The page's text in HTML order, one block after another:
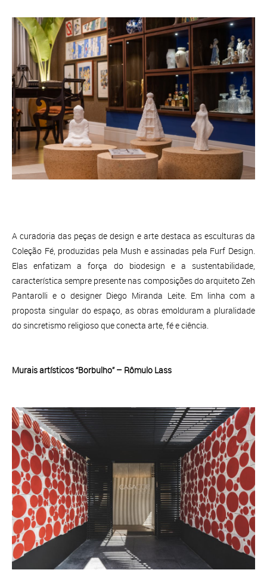
A curadoria das peças de design e arte destaca as esculturas da
Coleção Fé, produzidas pela Mush e assinadas pela Furf Design.
Elas enfatizam a força do biodesign e a sustentabilidade,
característica sempre presente nas composições do arquiteto Zeh
Pantarolli e o designer Diego Miranda Leite. Em linha com a
proposta singular do espaço, as obras emolduram a pluralidade
do sincretismo religioso que conecta arte, fé e ciência.
Murais artísticos “Borbulho” – Rômulo Lass